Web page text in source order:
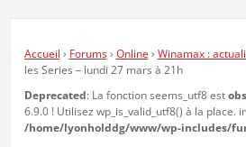
Accueil › Forums › Online › Winamax :
les Series – lundi 27 mars à 21h
Deprecated: La fonction seems_utf8 est
6.9.0 ! Utilisez wp_is_valid_utf8() à la place.
/home/lyonholddg/www/wp-includes/